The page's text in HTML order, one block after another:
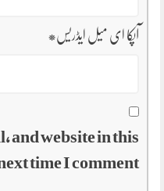
آپکا ای میل ایڈریس*
and website in this
time I comment.